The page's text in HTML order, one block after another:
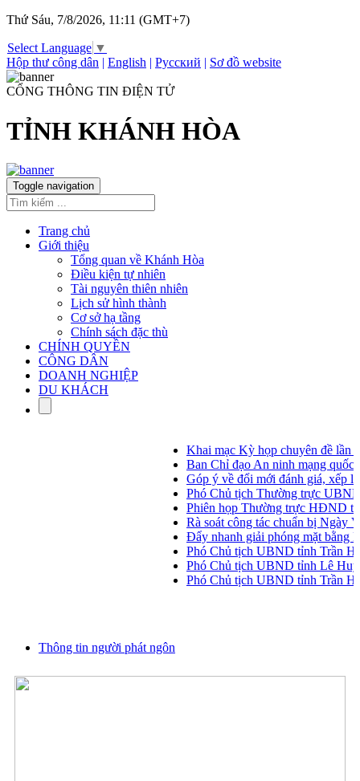
Thứ Sáu, 7/8/2026, 11:11 (GMT+7)
Select Language ▼
Hộp thư công dân | English | Русский | Sơ đồ website
CỔNG THÔNG TIN ĐIỆN TỬ
TỈNH KHÁNH HÒA
Toggle navigation
Trang chủ
Giới thiệu
Tổng quan về Khánh Hòa
Điều kiện tự nhiên
Tài nguyên thiên nhiên
Lịch sử hình thành
Cơ sở hạ tầng
Chính sách đặc thù
CHÍNH QUYỀN
CÔNG DÂN
DOANH NGHIỆP
DU KHÁCH
Khai mạc Kỳ họp chuyên đề lần
Ban Chỉ đạo An ninh mạng quốc
Góp ý về đổi mới đánh giá, xếp
Phó Chủ tịch Thường trực
Phiên họp Thường trực HĐND
Rà soát công tác chuẩn bị Ngày
Đẩy nhanh giải phóng mặt bằng
Phó Chủ tịch UBND tỉnh Trần
Phó Chủ tịch UBND tỉnh Lê
Phó Chủ tịch UBND tỉnh Trần
Thông tin người phát ngôn